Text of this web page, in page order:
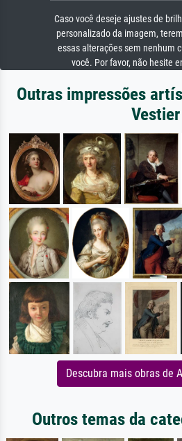
Caso você deseje ajustes de
personalizado da imagem,
essas alterações sem nenhum
você. Por favor, não hesite
Outras impressões
Vestier
Descubra mais obras de
Outros temas da